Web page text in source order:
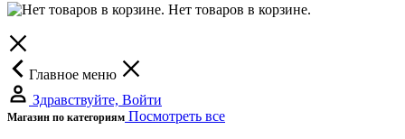
Нет товаров в корзине.
Главное меню
Здравствуйте, Войти
Магазин по категориям Посмотреть все